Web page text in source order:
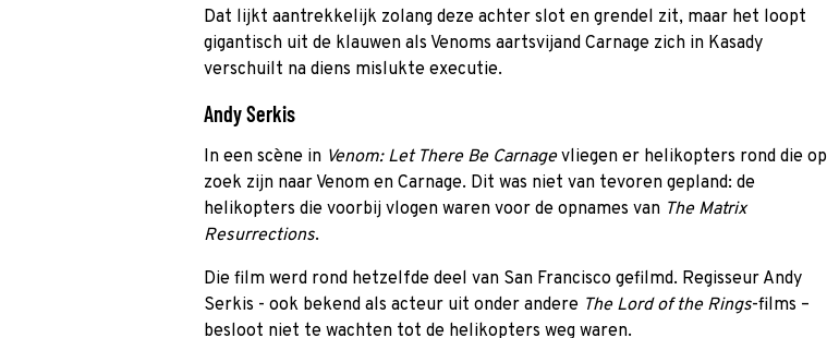
Dat lijkt aantrekkelijk zolang deze achter slot en grendel zit, maar het loopt
gigantisch uit de klauwen als Venoms aartsvijand Carnage zich in Kasady
verschuilt na diens mislukte executie.
Andy Serkis
In een scène in Venom: Let There Be Carnagevliegen er helikopters rond die op
zoek zijn naar Venom en Carnage. Dit was niet van tevoren gepland: de
helikopters die voorbij vlogen waren voor de opnames van The Matrix
Resurrections.
Die film werd rond hetzelfde deel van San Francisco gefilmd. Regisseur Andy
Serkis - ook bekend als acteur uit onder andere The Lord of the Rings-films –
besloot niet te wachten tot de helikopters weg waren.